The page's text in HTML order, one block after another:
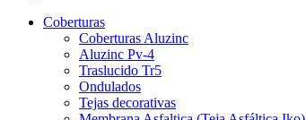
Coberturas
Coberturas Aluzinc
Aluzinc Pv-4
Traslucido Tr5
Ondulados
Tejas decorativas